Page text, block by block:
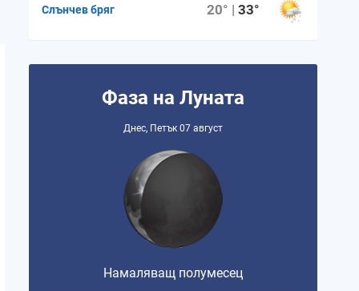
Слънчев бряг 20° |33°
Фаза на Луната
Днес, Петък 07 август
Намаляващ полумесец